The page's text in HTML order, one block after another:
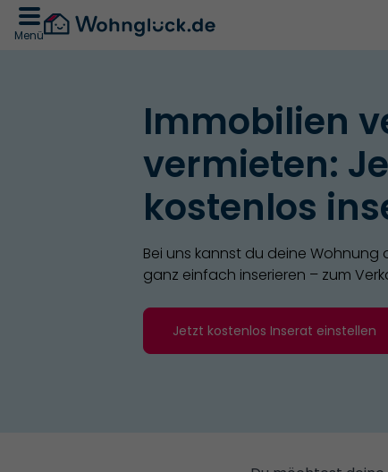
Menü
Immobilien
vermieten:
kostenlos
Bei uns kannst du deine Wohnung
ganz einfach inserieren – zum
Jetzt kostenlos Inserat einstellen